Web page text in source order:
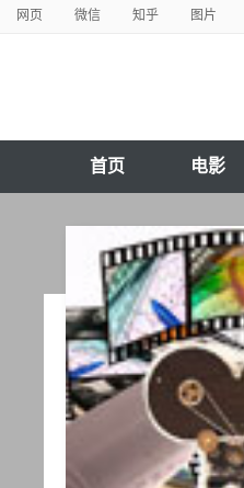
网页 微信 知乎 图片
首页 电影